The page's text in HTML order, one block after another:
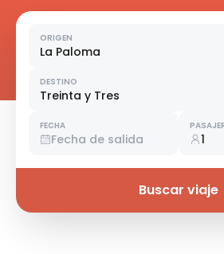
ORIGEN
La Paloma
DESTINO
Treinta y Tres
FECHA
Fecha de salida 1
Buscar viaje